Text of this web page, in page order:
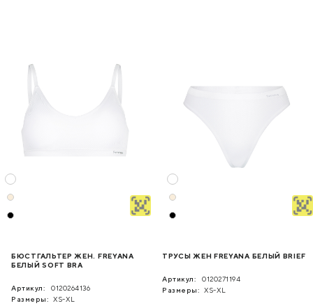
БЮСТГАЛЬТЕР ЖЕН. FREYANA
БЕЛЫЙ SOFT BRA
Артикул:
0120264136
Размеры: XS-XL
ТРУСЫ ЖЕН FREYANA БЕЛЫЙ BRIEF
Артикул:
0120271194
Размеры: XS-XL